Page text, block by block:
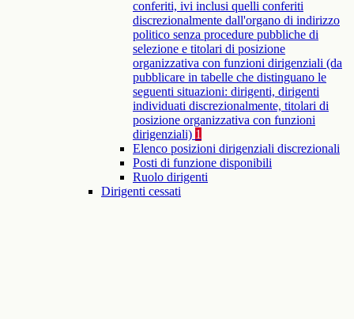
conferiti, ivi inclusi quelli conferiti
discrezionalmente dall'organo di indirizzo
politico senza procedure pubbliche di
selezione e titolari di posizione
organizzativa con funzioni dirigenziali (da
pubblicare in tabelle che distinguano le
seguenti situazioni: dirigenti, dirigenti
individuati discrezionalmente, titolari di
posizione organizzativa con funzioni
dirigenziali) 1
Elenco posizioni dirigenziali discrezionali
Posti di funzione disponibili
Ruolo dirigenti
Dirigenti cessati